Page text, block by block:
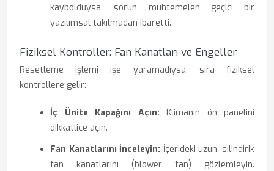
kaybolduysa, sorun muhtemelen geçici bir
yazılımsal takılmadan ibaretti.
Fiziksel Kontroller: Fan Kanatları ve Engeller
Resetleme işlemi işe yaramadıysa, sıra fiziksel
kontrollere gelir:
İç Ünite Kapağını Açın: Klimanın ön panelini
dikkatlice açın.
Fan Kanatlarını İnceleyin: İçerideki uzun, silindirik
fan kanatlarını (blower fan) gözlemleyin.